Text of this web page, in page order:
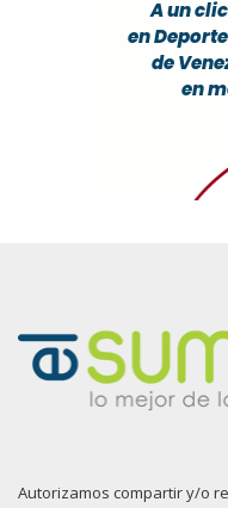
Autorizamos compartir y/o